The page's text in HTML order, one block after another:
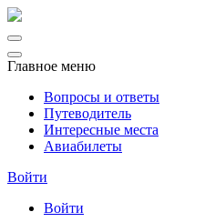
Главное меню
Вопросы и ответы
Путеводитель
Интересные места
Авиабилеты
Войти
Войти